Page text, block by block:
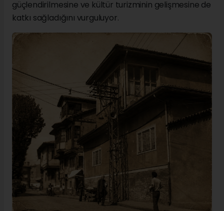
güçlendirilmesine ve kültür turizminin gelişmesine de
katkı sağladığını vurguluyor.